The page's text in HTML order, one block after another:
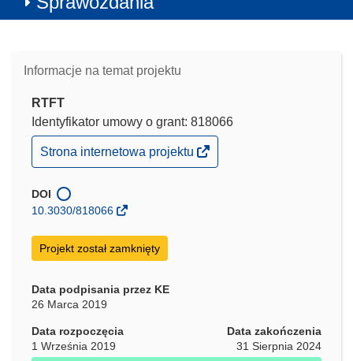
Informacje na temat projektu
RTFT
Identyfikator umowy o grant: 818066
(odnośnik
otworzy
w
nowym
Strona internetowa projektu
DOI
10.3030/818066
Projekt został zamknięty
Data podpisania przez KE
26 Marca 2019
Data rozpoczęcia
1 Września 2019
Data zakończenia
31 Sierpnia 2024